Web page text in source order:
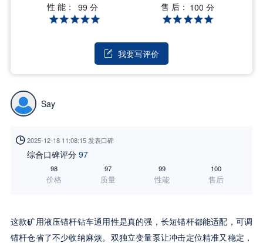
性 能： 99 分 售 后： 100 分
 我要写评价
Say
 2025-12-18 11:08:15 发表口碑
综合口碑评分 97
98
价格
97
质量
99
性能
100
售后
这款矿用液压锚杆钻车通用性是真的强，长短锚杆都能适配，可调
锚杆仓省了不少收纳麻烦。双独立变量泵让冲击定位精准又稳定，